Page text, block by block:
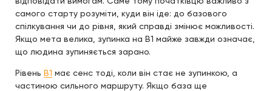
самого старту розуміти, куди він іде: до базового
спілкування чи до рівня, який справді змінює можливості.
Якщо мета велика, зупинка на B1 майже завжди означає,
що людина зупиняється зарано.
Рівень B1 має сенс тоді, коли він стає не зупинкою, а
частиною сильного маршруту. Якщо база ще